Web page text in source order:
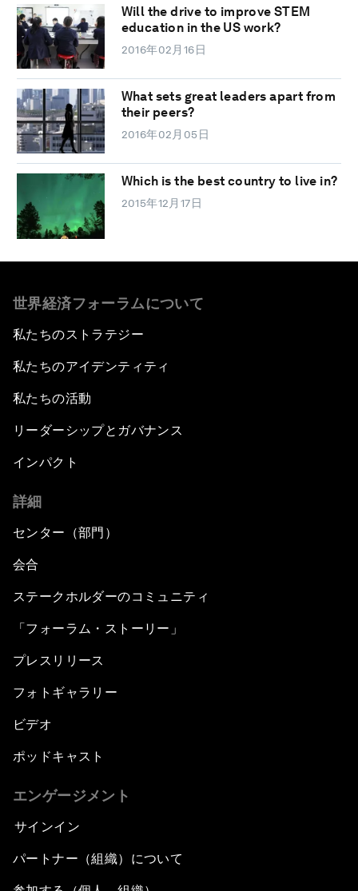
Will the drive to improve STEM
education in the US work?
2016年02月16日
What sets great leaders apart from
their peers?
2016年02月05日
Which is the best country to live in?
2015年12月17日
世界経済フォーラムについて
私たちのストラテジー
私たちのアイデンティティ
私たちの活動
リーダーシップとガバナンス
インパクト
詳細
センター（部門）
会合
ステークホルダーのコミュニティ
「フォーラム・ストーリー」
プレスリリース
フォトギャラリー
ビデオ
ポッドキャスト
エンゲージメント
サインイン
パートナー（組織）について